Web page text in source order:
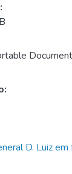
Document
D. Luiz em